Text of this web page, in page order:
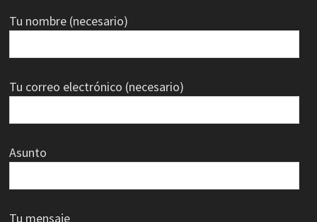
Tu nombre (necesario)
Tu correo electrónico (necesario)
Asunto
Tu mensaje